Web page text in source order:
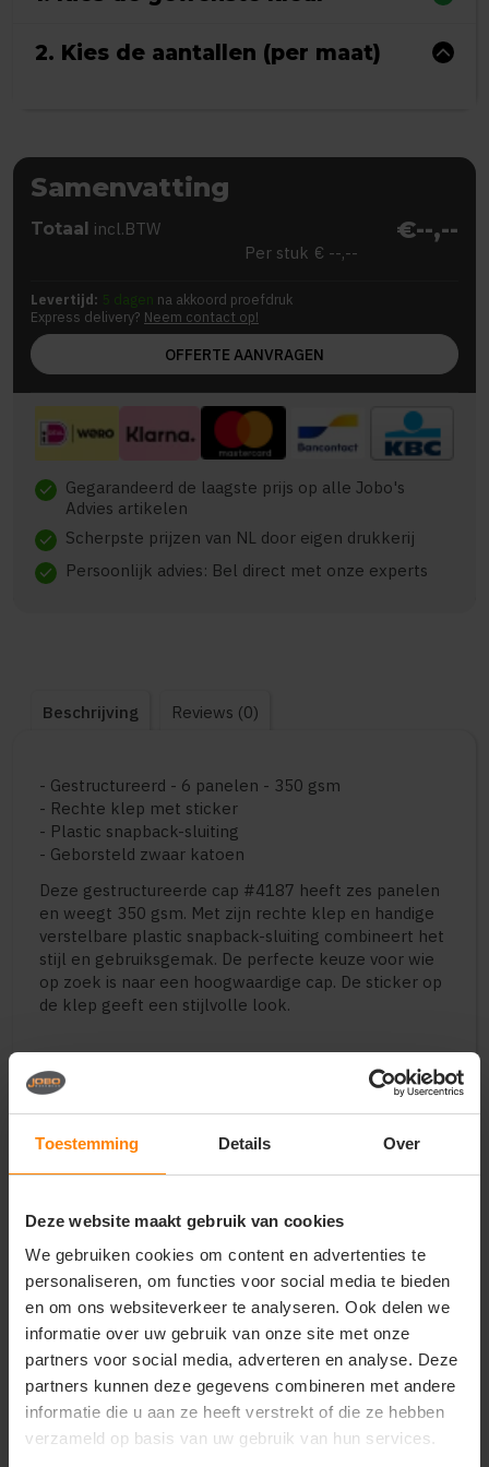
Toestemming Details Over
Deze website maakt gebruik van cookies
We gebruiken cookies om content en advertenties te
personaliseren, om functies voor social media te bieden
en om ons websiteverkeer te analyseren. Ook delen we
informatie over uw gebruik van onze site met onze
partners voor social media, adverteren en analyse. Deze
partners kunnen deze gegevens combineren met andere
informatie die u aan ze heeft verstrekt of die ze hebben
verzameld op basis van uw gebruik van hun services.
2. Kies de aantallen (per maat)
Samenvatting
Totaal incl.BTW €--,--
Per stuk € --,--
Levertijd: 5 dagen na akkoord proefdruk
Express delivery? Neem contact op!
OFFERTE AANVRAGEN
check Gegarandeerd de laagste prijs op alle Jobo's
Advies artikelen
check Scherpste prijzen van NL door eigen drukkerij
check Persoonlijk advies: Bel direct met onze experts
Beschrijving Reviews (0)
- Gestructureerd - 6 panelen - 350 gsm
- Rechte klep met sticker
- Plastic snapback-sluiting
- Geborsteld zwaar katoen
Deze gestructureerde cap #4187 heeft zes panelen
en weegt 350 gsm. Met zijn rechte klep en handige
verstelbare plastic snapback-sluiting combineert het
stijl en gebruiksgemak. De perfecte keuze voor wie
op zoek is naar een hoogwaardige cap. De sticker op
de klep geeft een stijlvolle look.
Vragen? Neem contact
op met onze
call +31(0)418 511 972
mail info@jobopromotions.nl
store Bezoek onze showroom:
Provincialeweg 59 - Velddriel
Dit vind je misschien ook leuk